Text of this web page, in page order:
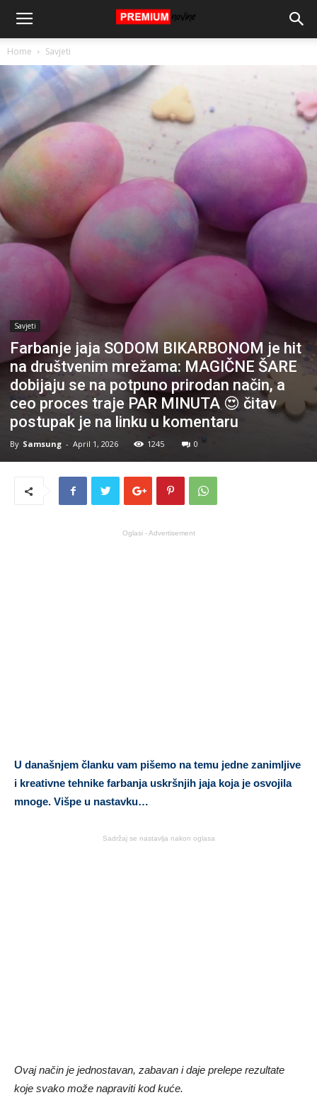
Home Savjeti
Savjeti
Farbanje jaja SODOM BIKARBONOM je hit
na društvenim mrežama: MAGIČNE ŠARE
dobijaju se na potpuno prirodan način, a
ceo proces traje PAR MINUTA 😍 čitav
postupak je na linku u komentaru
By Samsung - April 1, 2026 1245 0
Oglasi - Advertisement
U današnjem članku vam pišemo na temu jedne zanimljive
i kreativne tehnike farbanja uskršnjih jaja koja je osvojila
mnoge. Višpe u nastavku…
Sadržaj se nastavlja nakon oglasa
Ovaj način je jednostavan, zabavan i daje prelepe rezultate
koje svako može napraviti kod kuće.